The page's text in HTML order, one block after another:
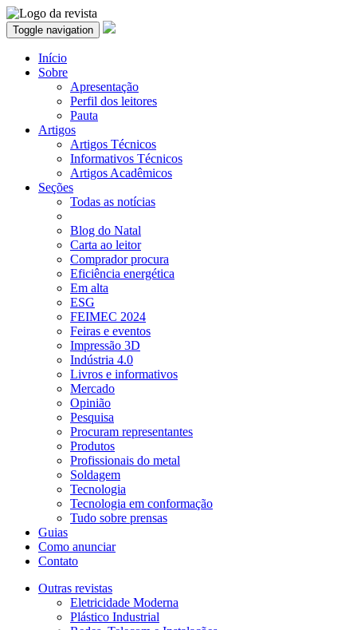
Toggle navigation
Início
Sobre
Apresentação
Perfil dos leitores
Pauta
Artigos
Artigos Técnicos
Informativos Técnicos
Artigos Acadêmicos
Seções
Todas as notícias
Blog do Natal
Carta ao leitor
Comprador procura
Eficiência energética
Em alta
ESG
FEIMEC 2024
Feiras e eventos
Impressão 3D
Indústria 4.0
Livros e informativos
Mercado
Opinião
Pesquisa
Procuram representantes
Produtos
Profissionais do metal
Soldagem
Tecnologia
Tecnologia em conformação
Tudo sobre prensas
Guias
Como anunciar
Contato
Outras revistas
Eletricidade Moderna
Plástico Industrial